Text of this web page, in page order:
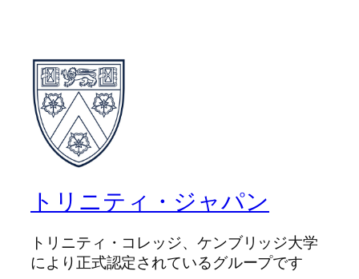
トリニティ・ジャパン
トリニティ・コレッジ、ケンブリッジ大学
により正式認定されているグループです